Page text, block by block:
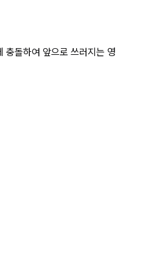
하고 있 상세 페
충돌하여 앞으로 쓰러지는 영